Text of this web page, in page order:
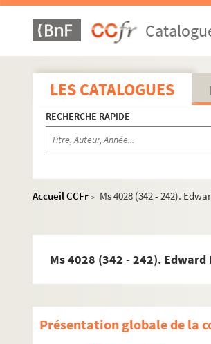
LES CATALOGUES
RECHERCHE RAPIDE
Accueil CCFr >
Ms 4028 (342 - 242).
Ms 4028 (342 - 242). Edward
Présentation globale de la
Ms 4028 (342 - 214). A. Bessières
Ms 4028 (342 - 215). L. Bessières
Ms 4028 (342 - 216). Élie-Ami Bétant
Ms 4028 (342 - 217). Victor Bétolaud
Ms 4028 (342 - 218). Adrien-
Ms 4028 (342 - 219). François
Ms 4028 (342 - 220). Jacques
Ms 4028 (342 - 225). Bianchi
Ms 4028 (342 - 228). M. et Mme